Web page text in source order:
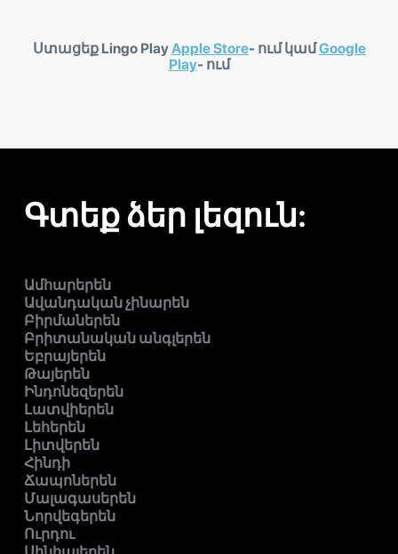
Ստացեք Lingo PlayApple Store- ում կամGoogle
Play- ում
Գտեք ձեր լեզուն:
Ամհարերեն
Ավանդական չինարեն
Բիրմաներեն
Բրիտանական անգլերեն
Եբրայերեն
Թայերեն
Ինդոնեզերեն
Լատվիերեն
Լեհերեն
Լիտվերեն
Հինդի
Ճապոներեն
Մալագասերեն
Նորվեգերեն
Ուրդու